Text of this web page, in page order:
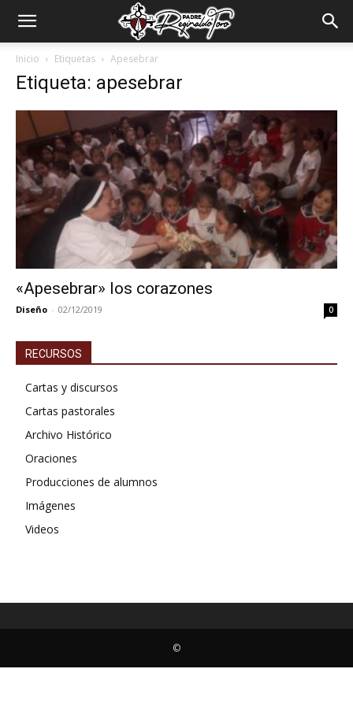
Padre
Reginaldo
Toro
Inicio Etiquetas Apesebrar
Etiqueta: apesebrar
«Apesebrar» los corazones
Diseño - 02/12/2019 0
RECURSOS
Cartas y discursos
Cartas pastorales
Archivo Histórico
Oraciones
Producciones de alumnos
Imágenes
Videos
©